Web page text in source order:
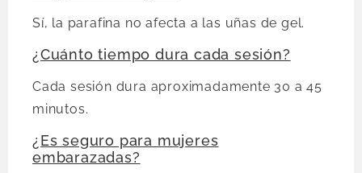
Sí, la parafina no afecta a las uñas de gel.
¿Cuánto tiempo dura cada sesión?
Cada sesión dura aproximadamente 30 a 45
minutos.
¿Es seguro para mujeres
embarazadas?